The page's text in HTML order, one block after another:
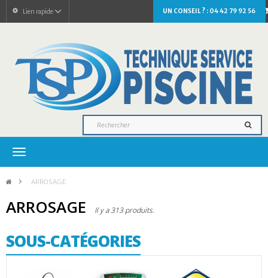
UN CONSEIL ? : 04 42 79 92 56
Lien rapide
Navigation
> ARROSAGE
ARROSAGE Il y a 313 produits.
SOUS-CATÉGORIES